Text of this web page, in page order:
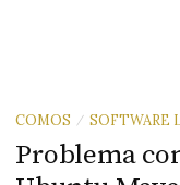
COMOS / SOFTWARE
Problema